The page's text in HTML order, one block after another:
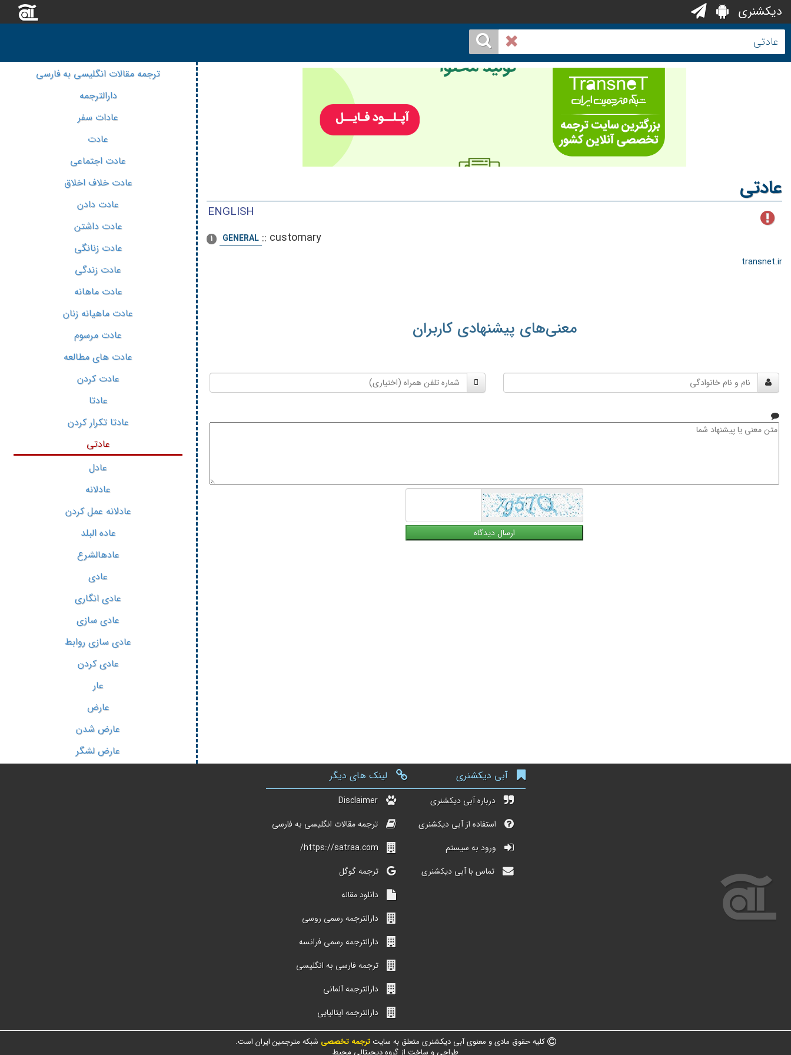
دیکشنری
عادتی
ENGLISH
1 GENERAL :: customary
transnet.ir
معنی‌های پیشنهادی کاربران
و
شماره
تلفن
متن
ترجمه مقالات انگلیسی به فارسی
دارالترجمه
عادات سفر
عادت
عادت اجتماعی
عادت خلاف اخلاق
عادت دادن
عادت داشتن
عادت زنانگی
عادت زندگی
عادت ماهانه
عادت ماهیانه زنان
عادت مرسوم
عادت های مطالعه
عادت کردن
عادتا
عادتا تکرار کردن
عادتی
عادل
عادلانه
عادلانه عمل کردن
عاده البلد
عادهالشرع
عادی
عادی انگاری
عادی سازی
عادی سازی روابط
عادی کردن
عار
عارض
عارض شدن
عارض لشگر
آبی دیکشنری
درباره آبی دیکشنری
استفاده از آبی دیکشنری
ورود به سیستم
تماس با آبی دیکشنری
لینک های دیگر
Disclaimer
ترجمه مقالات انگلیسی به فارسی
https://satraa.com/
ترجمه گوگل
دانلود مقاله
دارالترجمه رسمی روسی
دارالترجمه رسمی فرانسه
ترجمه فارسی به انگلیسی
دارالترجمه آلمانی
دارالترجمه ایتالیایی
کلیه حقوق مادی و معنوی آبی دیکشنری متعلق به سایتترجمه تخصصی شبکه مترجمین ایران است.
طراحی و ساخت از گروه دیجیتالی محیط